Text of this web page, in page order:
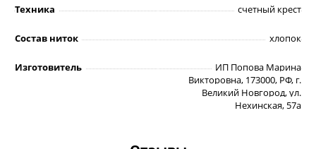
Техника счетный крест
Состав ниток хлопок
Изготовитель
ИП Попова Марина
Викторовна, 173000, РФ, г.
Великий Новгород, ул.
Нехинская, 57а